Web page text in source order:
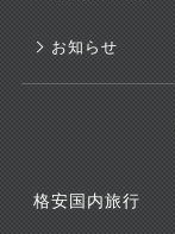
お知らせ
格安国内旅行